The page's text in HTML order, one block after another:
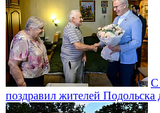
С
поздравил жителей Подольска